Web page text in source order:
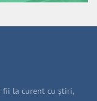
fii la curent cu știri,